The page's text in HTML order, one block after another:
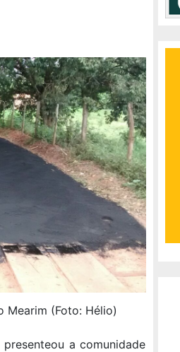
Mearim (Foto: Hélio)
a comunidade